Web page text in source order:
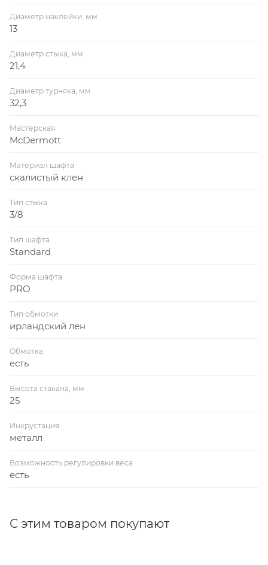
Диаметр наклейки, мм
13
Диаметр стыка, мм
21,4
Диаметр турняка, мм
32,3
Мастерская
McDermott
Материал шафта
скалистый клен
Тип стыка
3/8
Тип шафта
Standard
Форма шафта
PRO
Тип обмотки
ирландский лен
Обмотка
есть
Высота стакана, мм
25
Инкрустация
металл
Возможность регулировки веса
есть
С этим товаром покупают